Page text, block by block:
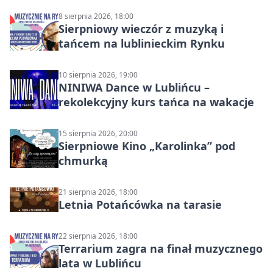
8 sierpnia 2026, 18:00
Sierpniowy wieczór z muzyką i
tańcem na lublinieckim Rynku
10 sierpnia 2026, 19:00
NINIWA Dance w Lublińcu –
rekolekcyjny kurs tańca na wakacje
15 sierpnia 2026, 20:00
Sierpniowe Kino „Karolinka” pod
chmurką
21 sierpnia 2026, 18:00
Letnia Potańcówka na tarasie
22 sierpnia 2026, 18:00
Terrarium zagra na finał muzycznego
lata w Lublińcu